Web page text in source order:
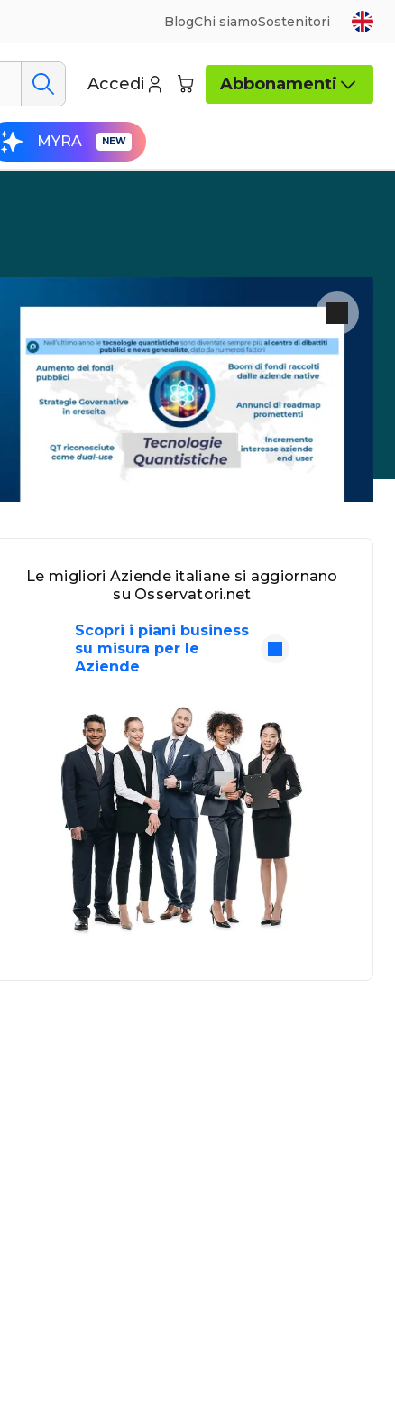
BlogChi siamoSostenitori
Accedi Abbonamenti
MYRA
Le migliori Aziende italiane si aggiornano
su Osservatori.net
Scopri i piani business
su misura per le
Aziende